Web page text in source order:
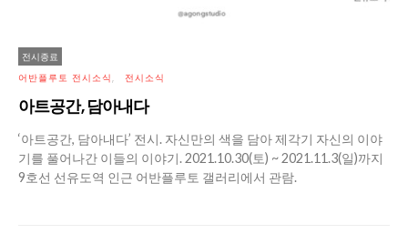
전시종료
어반플루토 전시소식 전시소식
아트공간, 담아내다
‘아트공간, 담아내다’ 전시. 자신만의 색을 담아 제각기 자신의 이야
기를 풀어나간 이들의 이야기. 2021.10.30(토) ~ 2021.11.3(일)까지
9호선 선유도역 인근 어반플루토 갤러리에서 관람.